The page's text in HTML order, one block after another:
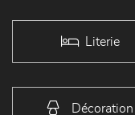
Literie
Décoration